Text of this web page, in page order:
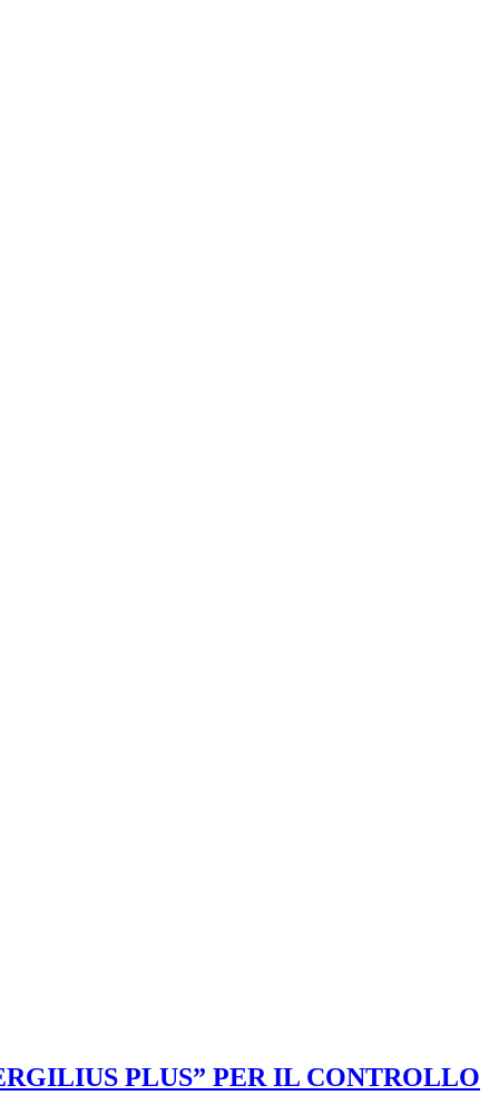
PLUS” PER IL CONTROLLO